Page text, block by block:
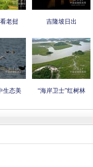
老挝 吉隆坡日出
生态美 “海岸卫士”红树林